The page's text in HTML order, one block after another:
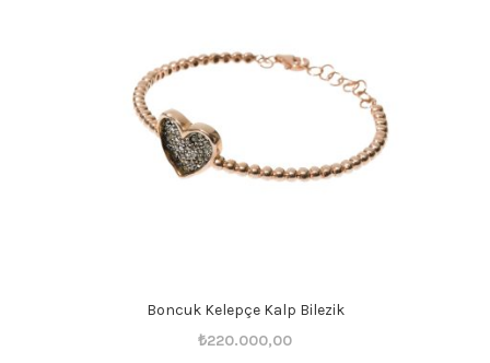
Boncuk Kelepçe Kalp Bilezik
Orijinal
₺220.000,00Şu